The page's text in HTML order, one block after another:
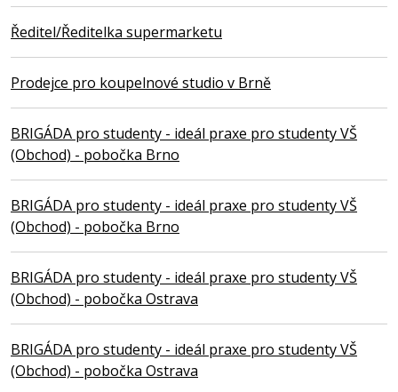
Ředitel/Ředitelka supermarketu
Prodejce pro koupelnové studio v Brně
BRIGÁDA pro studenty - ideál praxe pro studenty VŠ
(Obchod) - pobočka Brno
BRIGÁDA pro studenty - ideál praxe pro studenty VŠ
(Obchod) - pobočka Brno
BRIGÁDA pro studenty - ideál praxe pro studenty VŠ
(Obchod) - pobočka Ostrava
BRIGÁDA pro studenty - ideál praxe pro studenty VŠ
(Obchod) - pobočka Ostrava